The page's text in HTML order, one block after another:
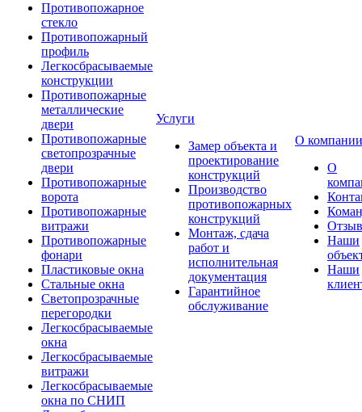
Противопожарное
стекло
Противопожарный
профиль
Легкосбрасываемые
конструкции
Противопожарные
металлические
двери
Противопожарные
светопрозрачные
двери
Противопожарные
ворота
Противопожарные
витражи
Противопожарные
фонари
Пластиковые окна
Стальные окна
Светопрозрачные
перегородки
Легкосбрасываемые
окна
Легкосбрасываемые
витражи
Легкосбрасываемые
окна по СНИП
Услуги
Замер объекта и
проектирование
конструкций
Производство
противопожарных
конструкций
Монтаж, сдача
работ и
исполнительная
документация
Гарантийное
обслуживание
О компании
О
Наши
Наши